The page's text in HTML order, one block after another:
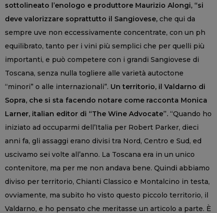
sottolineato l’enologo e produttore Maurizio Alongi, “si
deve valorizzare soprattutto il Sangiovese, che qui da
sempre uve non eccessivamente concentrate, con un ph
equilibrato, tanto per i vini più semplici che per quelli più
importanti, e può competere con i grandi Sangiovese di
Toscana, senza nulla togliere alle varietà autoctone
“minori” o alle internazionali”. Un territorio, il Valdarno di
Sopra, che si sta facendo notare come racconta Monica
Larner, italian editor di “The Wine Advocate”. “Quando ho
iniziato ad occuparmi dell’Italia per Robert Parker, dieci
anni fa, gli assaggi erano divisi tra Nord, Centro e Sud, ed
uscivamo sei volte all’anno. La Toscana era in un unico
contenitore, ma per me non andava bene. Quindi abbiamo
diviso per territorio, Chianti Classico e Montalcino in testa,
ovviamente, ma subito ho visto questo piccolo territorio, il
Valdarno, e ho pensato che meritasse un articolo a parte. È